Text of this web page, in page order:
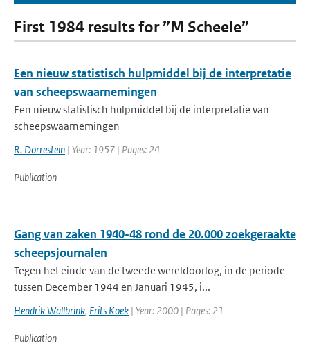
First 1984 results for ”M Scheele”
Een nieuw statistisch hulpmiddel bij de interpretatie
van scheepswaarnemingen
Een nieuw statistisch hulpmiddel bij de interpretatie van
scheepswaarnemingen
R. Dorrestein | Year: 1957 | Pages: 24
Publication
Gang van zaken 1940-48 rond de 20.000 zoekgeraakte
scheepsjournalen
Tegen het einde van de tweede wereldoorlog, in de periode
tussen December 1944 en Januari 1945, i...
Hendrik Wallbrink, Frits Koek | Year: 2000 | Pages: 21
Publication